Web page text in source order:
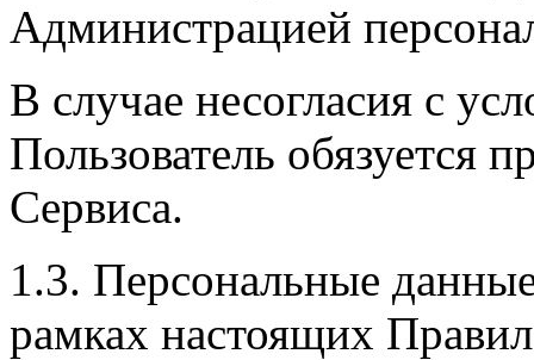
Администрацией
В случае несогласия с
Пользователь обязуется
Сервиса.
1.3. Персональные
рамках настоящих